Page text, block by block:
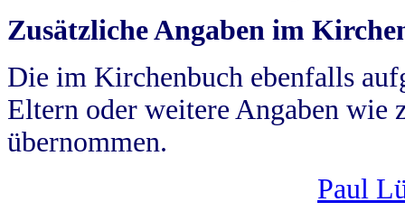
Zusätzliche Angaben im
Die im Kirchenbuch ebenfalls
Eltern oder weitere Angaben wie
übernommen.
Paul